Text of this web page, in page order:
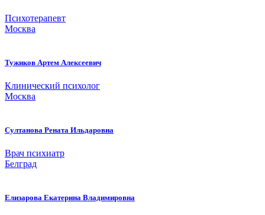
Психотерапевт
Москва
Тужиков Артем Алексеевич
Клинический психолог
Москва
Султанова Рената Ильдаровна
Врач психиатр
Белград
Елизарова Екатерина Владимировна